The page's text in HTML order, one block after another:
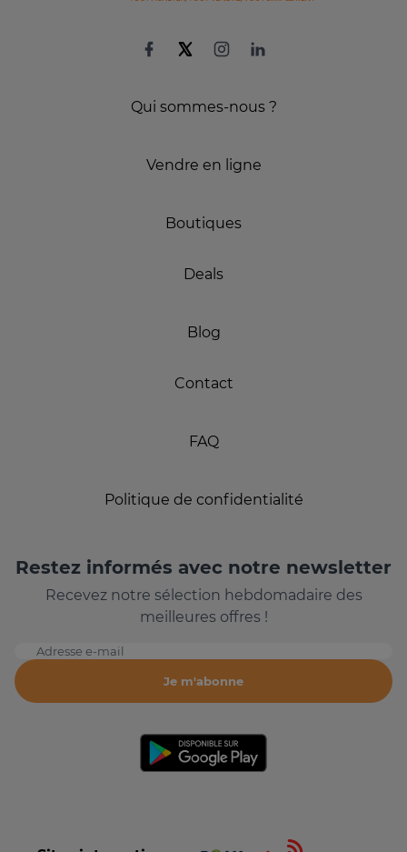
Qui sommes-nous ?
Vendre en ligne
Boutiques
Deals
Blog
Contact
FAQ
Politique de confidentialité
Restez informés avec notre newsletter
Recevez notre sélection hebdomadaire des
meilleures offres !
Adresse e-mail
Je m'abonne